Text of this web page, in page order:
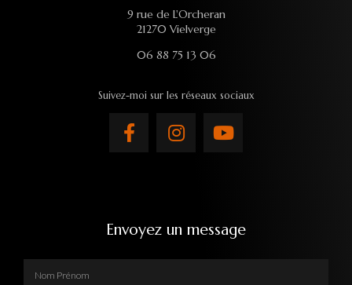
9 rue de L'Orcheran
21270 Vielverge
06 88 75 13 06
Suivez-moi sur les réseaux sociaux
Envoyez un message